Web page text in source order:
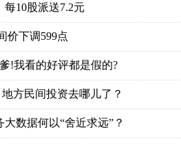
10股派送7.2元
价下调599点
!我看的好评都是假的?
方民间投资去哪儿了？
数据何以“舍近求远”？